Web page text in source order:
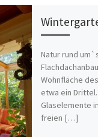
Natur rund
Wohnfläche
etwa ein
Glaselemente
freien […]